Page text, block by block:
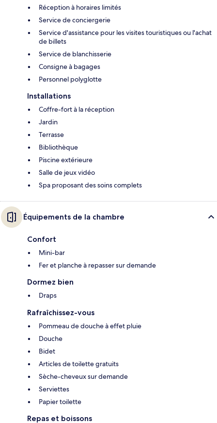
Réception à horaires limités
Service de conciergerie
Service d'assistance pour les visites touristiques ou l'achat
de billets
Service de blanchisserie
Consigne à bagages
Personnel polyglotte
Installations
Coffre-fort à la réception
Jardin
Terrasse
Bibliothèque
Piscine extérieure
Salle de jeux vidéo
Spa proposant des soins complets
Équipements de la chambre
Confort
Mini-bar
Fer et planche à repasser sur demande
Dormez bien
Draps
Rafraîchissez-vous
Pommeau de douche à effet pluie
Douche
Bidet
Articles de toilette gratuits
Sèche-cheveux sur demande
Serviettes
Papier toilette
Repas et boissons